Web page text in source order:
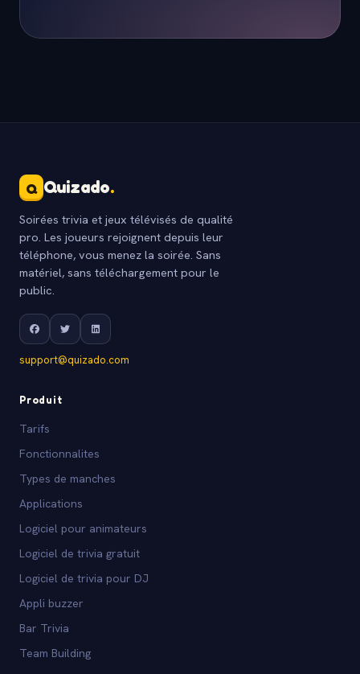
Q Quizado.
Soirées trivia et jeux télévisés de qualité
pro. Les joueurs rejoignent depuis leur
téléphone, vous menez la soirée. Sans
matériel, sans téléchargement pour le
public.
support@quizado.com
Produit
Tarifs
Fonctionnalites
Types de manches
Applications
Logiciel pour animateurs
Logiciel de trivia gratuit
Logiciel de trivia pour DJ
Appli buzzer
Bar Trivia
Team Building